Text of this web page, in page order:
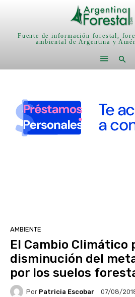
Fuente de información forestal,
ambiental de Argentina y
AMBIENTE
El Cambio Climático
disminución del
por los suelos
Por Patricia Escobar 07/08/